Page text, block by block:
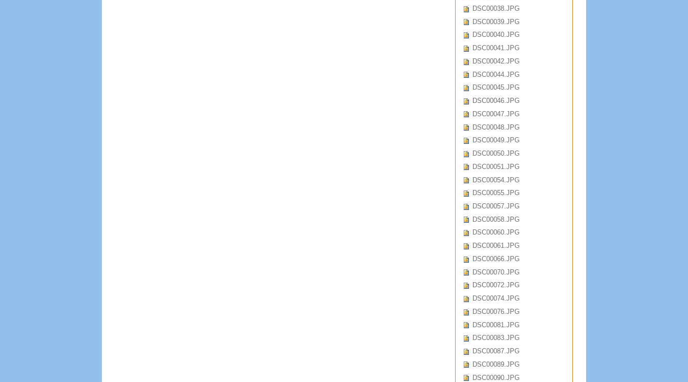
DSC00038.JPG
DSC00039.JPG
DSC00040.JPG
DSC00041.JPG
DSC00042.JPG
DSC00044.JPG
DSC00045.JPG
DSC00046.JPG
DSC00047.JPG
DSC00048.JPG
DSC00049.JPG
DSC00050.JPG
DSC00051.JPG
DSC00054.JPG
DSC00055.JPG
DSC00057.JPG
DSC00058.JPG
DSC00060.JPG
DSC00061.JPG
DSC00066.JPG
DSC00070.JPG
DSC00072.JPG
DSC00074.JPG
DSC00076.JPG
DSC00081.JPG
DSC00083.JPG
DSC00087.JPG
DSC00089.JPG
DSC00090.JPG